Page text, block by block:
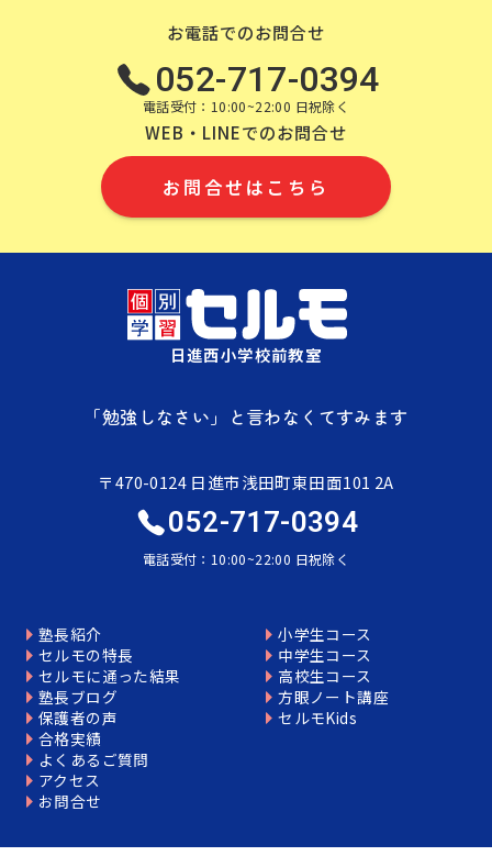
お電話でのお問合せ
052-717-0394
電話受付：10:00~22:00 日祝除く
WEB・LINEでのお問合せ
お問合せはこちら
日進西小学校前教室
「勉強しなさい」と言わなくてすみます
〒470-0124 日進市浅田町東田面101 2A
052-717-0394
電話受付：10:00~22:00 日祝除く
塾長紹介
セルモの特長
セルモに通った結果
塾長ブログ
保護者の声
合格実績
小学生コース
中学生コース
高校生コース
方眼ノート講座
セルモKids
よくあるご質問
アクセス
お問合せ